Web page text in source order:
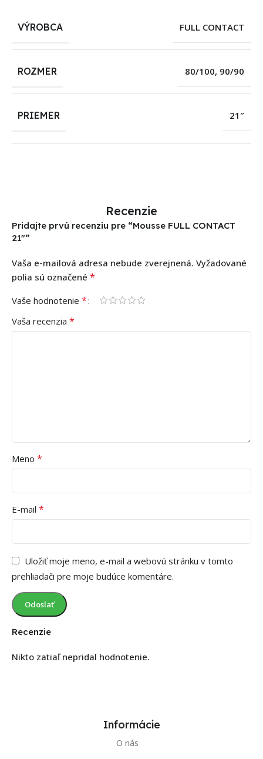
VÝROBCA FULL CONTACT
ROZMER 80/100, 90/90
PRIEMER 21″
Recenzie
Recenzie
Nikto zatiaľ nepridal hodnotenie.
Pridajte prvú recenziu pre “Mousse FULL CONTACT
21″”
Vaša e-mailová adresa nebude zverejnená. Vyžadované
polia sú označené *
Vaše hodnotenie *
Vaša recenzia *
Meno *
E-mail *
Uložiť moje meno, e-mail a webovú stránku v tomto
prehliadači pre moje budúce komentáre.
Informácie
O nás